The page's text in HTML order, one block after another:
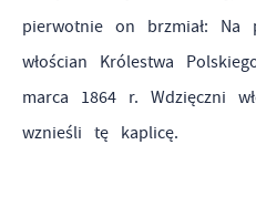
pierwotnie on brzmiał: Na
włościan Królestwa
marca 1864 r. Wdzięczni
wznieśli tę kaplicę.